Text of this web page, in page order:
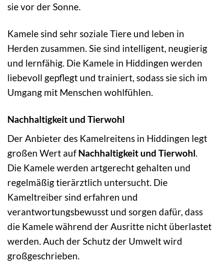
sie vor der Sonne.
Kamele sind sehr soziale Tiere und leben in
Herden zusammen. Sie sind intelligent, neugierig
und lernfähig. Die Kamele in Hiddingen werden
liebevoll gepflegt und trainiert, sodass sie sich im
Umgang mit Menschen wohlfühlen.
Nachhaltigkeit und Tierwohl
Der Anbieter des Kamelreitens in Hiddingen legt
großen Wert aufNachhaltigkeit und Tierwohl.
Die Kamele werden artgerecht gehalten und
regelmäßig tierärztlich untersucht. Die
Kameltreiber sind erfahren und
verantwortungsbewusst und sorgen dafür, dass
die Kamele während der Ausritte nicht überlastet
werden. Auch der Schutz der Umwelt wird
großgeschrieben.